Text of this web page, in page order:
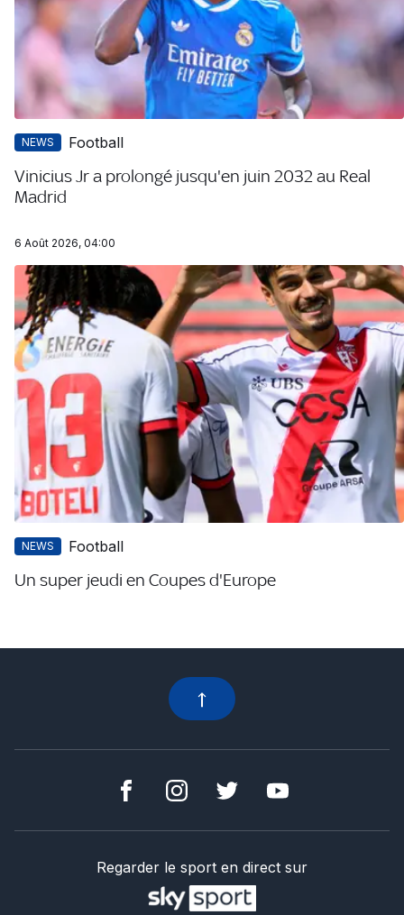
NEWS Football
Vinicius Jr a prolongé jusqu'en juin 2032 au Real
Madrid
6 Août 2026, 04:00
NEWS Football
Un super jeudi en Coupes d'Europe
Regarder le sport en direct sur